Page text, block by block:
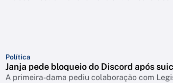
Política
Janja pede bloqueio do Discord após
A primeira-dama pediu colaboração com